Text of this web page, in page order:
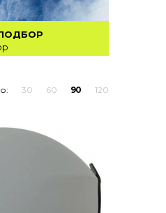
30 60 90 120